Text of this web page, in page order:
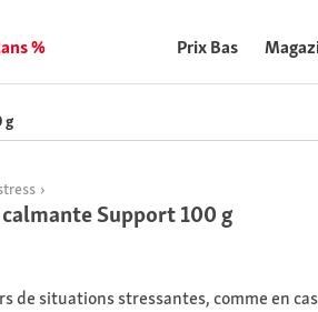
% Prix Bas
g
Support 100 g
de situations stressantes, comme en